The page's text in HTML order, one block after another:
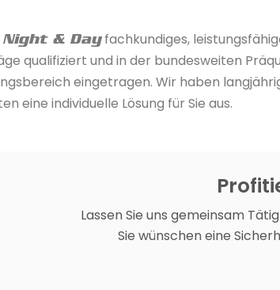
Night & Dayfachkundiges,
qualifiziert und in der bundesweiten
eingetragen. Wir haben
eine individuelle Lösung für Sie aus.
Lassen Sie uns gemeinsam
Sie wünschen eine